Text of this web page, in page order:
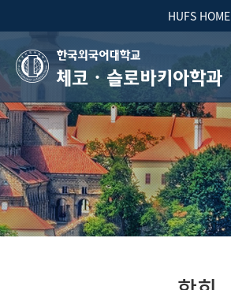
HUFS HOME
체코ㆍ슬로바키아학과